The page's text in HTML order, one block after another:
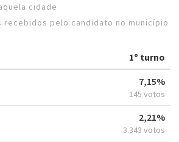
cidade
pelo candidato no município
1º turno
7,15%
145 votos
2,21%
3.343 votos